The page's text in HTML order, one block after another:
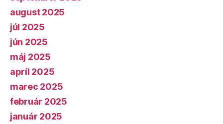
august 2025
júl 2025
jún 2025
máj 2025
apríl 2025
marec 2025
február 2025
január 2025